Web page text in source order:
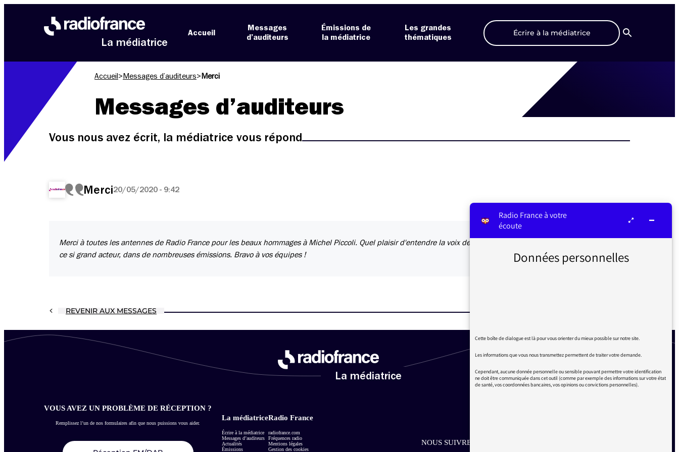
La médiatrice
Accueil
Messages
d’auditeurs
Émissions de
la médiatrice
Les grandes
thématiques
Écrire à la médiatrice
Recherche
Accueil > Messages d’auditeurs> Merci
Messages d’auditeurs
Vous nous avez écrit, la médiatrice vous répond
Merci20/05/2020 - 9:42
Merci à toutes les antennes de Radio France pour les beaux hommages à Michel Piccoli. Quel plaisir d'entendre la voix de
ce si grand acteur, dans de nombreuses émissions. Bravo à vos équipes !
REVENIR AUX MESSAGES
La médiatrice
VOUS AVEZ UN PROBLÈME DE RÉCEPTION ?
Remplissez l’un de nos formulaires afin que nous puissions vous aider.
La médiatrice
Écrire à la médiatrice
Messages d’auditeurs
Actualités
Émissions
Radio France
radiofrance.com
Fréquences radio
Mentions légales
Gestion des cookies
NOUS SUIVRE SUR LES RÉSEAUX
Radio France à votre
écoute
Données personnelles
Cette boîte de dialogue est là pour vous orienter du mieux possible sur notre site.
Les informations que vous nous transmettez permettent de traiter votre demande.
Cependant, aucune donnée personnelle ou sensible pouvant permettre votre identification
ne doit être communiquée dans cet outil (comme par exemple des informations sur votre état
de santé, vos coordonnées bancaires, vos opinions ou convictions personnelles).